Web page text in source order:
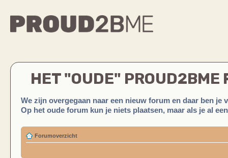
HET "OUDE" PROUD2BME
We zijn overgegaan naar een nieuw forum en daar ben je
Op het oude forum kun je niets plaatsen, maar als je al
Forumoverzicht